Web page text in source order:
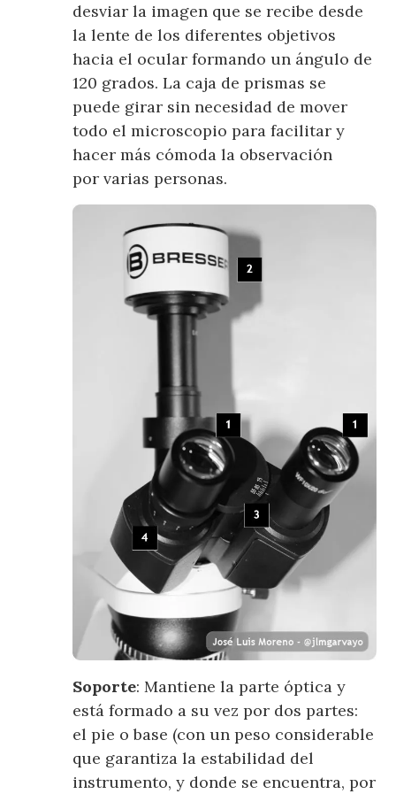
desviar la imagen que se recibe desde
la lente de los diferentes objetivos
hacia el ocular formando un ángulo de
120 grados. La caja de prismas se
puede girar sin necesidad de mover
todo el microscopio para facilitar y
hacer más cómoda la observación
por varias personas.
Soporte: Mantiene la parte óptica y
está formado a su vez por dos partes:
el pie o base (con un peso considerable
que garantiza la estabilidad del
instrumento, y donde se encuentra, por